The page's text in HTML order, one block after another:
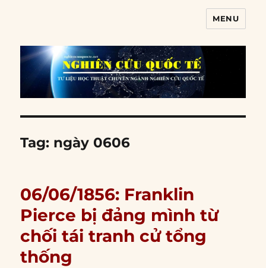
MENU
Tag: ngày 0606
06/06/1856: Franklin
Pierce bị đảng mình từ
chối tái tranh cử tổng
thống